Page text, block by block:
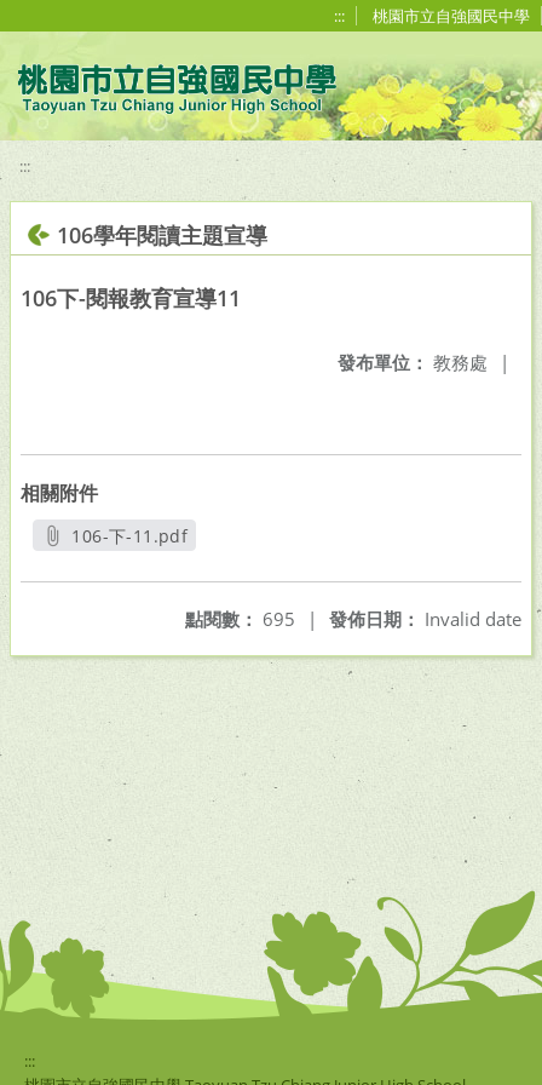
::: 桃園市立自強國民中學
:::
106學年閱讀主題宣導
106下-閱報教育宣導11
發布單位： 教務處 |
相關附件
106-下-11.pdf
發佈日期： Invalid date
點閱數： 695 |
:::